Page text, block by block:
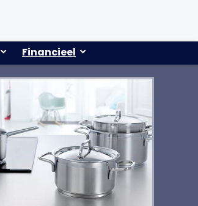
Financieel